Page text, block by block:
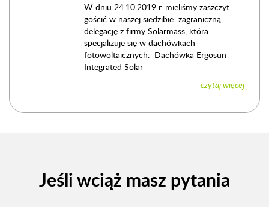
W dniu 24.10.2019 r. mieliśmy zaszczyt
gościć w naszej siedzibie zagraniczną
delegację z firmy Solarmass, która
specjalizuje się w dachówkach
fotowoltaicznych. Dachówka Ergosun
Integrated Solar
czytaj więcej
Jeśli wciąż masz pytania